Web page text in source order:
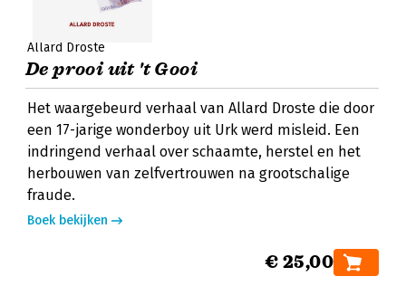
Allard Droste
De prooi uit 't Gooi
Het waargebeurd verhaal van Allard Droste die door
een 17-jarige wonderboy uit Urk werd misleid. Een
indringend verhaal over schaamte, herstel en het
herbouwen van zelfvertrouwen na grootschalige
fraude.
Boek bekijken
€ 25,00